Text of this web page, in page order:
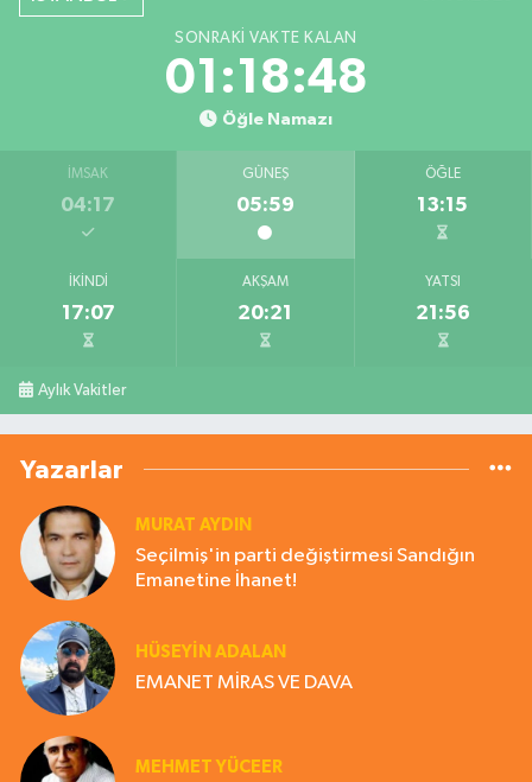
SONRAKI VAKTE KALAN
01:18:48
Öğle Namazı
İMSAK
04:17
GÜNEŞ
05:59
ÖĞLE
13:15
İKINDI
17:07
AKŞAM
20:21
YATSI
21:56
Aylık Vakitler
Yazarlar
MURAT AYDIN
Seçilmiş'in parti değiştirmesi Sandığın
Emanetine İhanet!
HÜSEYIN ADALAN
EMANET MİRAS VE DAVA
MEHMET YÜCEER